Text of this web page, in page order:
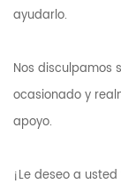
ayudarlo.
Nos disculpamos
ocasionado y
apoyo.
¡Le deseo a